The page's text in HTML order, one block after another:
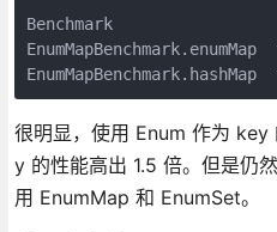
Benchmark
很明显，使用 Enum 作为
y 的性能高出 1.5 倍。但是仍
用 EnumMap 和 EnumSet。